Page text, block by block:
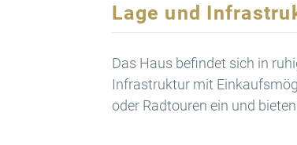
Lage und
Das Haus befindet sich in
Infrastruktur mit
oder Radtouren ein und